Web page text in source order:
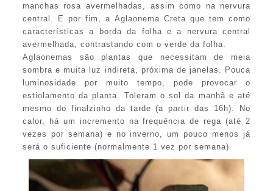
manchas rosa avermelhadas, assim como na nervura
central. E por fim, a Aglaonema Creta que tem como
características a borda da folha e a nervura central
avermelhada, contrastando com o verde da folha.
Aglaonemas são plantas que necessitam de meia
sombra e muita luz indireta, próxima de janelas. Pouca
luminosidade por muito tempo, pode provocar o
estiolamento da planta. Toleram o sol da manhã e até
mesmo do finalzinho da tarde (a partir das 16h). No
calor, há um incremento na frequência de rega (até 2
vezes por semana) e no inverno, um pouco menos já
será o suficiente (normalmente 1 vez por semana).